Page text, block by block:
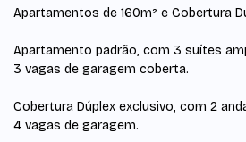
Apartamentos de 160m² e Cobertura
Apartamento padrão, com 3 suítes
3 vagas de garagem coberta.
Cobertura Dúplex exclusivo, com 2
4 vagas de garagem.